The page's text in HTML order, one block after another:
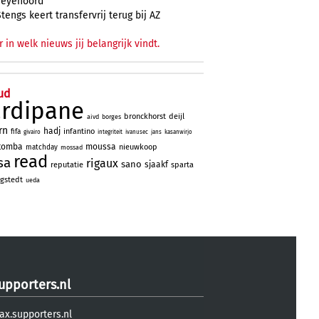
keert transfervrij terug bij AZ
in welk nieuws jij belangrijk vindt.
aivd borges bronckhorst deijl
fifa givairo hadj infantino integriteit ivanusec jans kasanwirjo
matchday mossad moussa nieuwkoop
read reputatie rigaux sano sjaakf sparta
ueda